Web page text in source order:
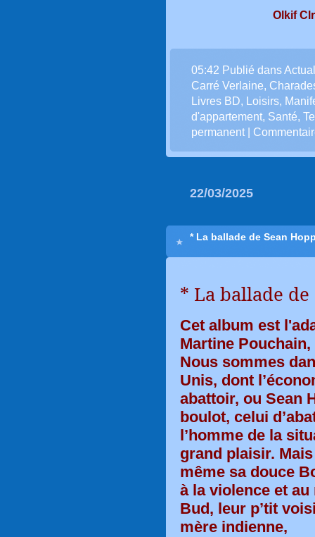
Olkif
05:42 Publié dans
Carré Verlaine,
Livres BD, Loisirs,
d'appartement, Santé,
permanent
22/03/2025
* La ballade de Sean
* La ballade
Cet album est
Martine
Nous sommes
Unis, dont
abattoir, ou Sean
boulot, celui
l’homme de la
grand plaisir.
même sa douce
à la violence et
Bud, leur p’tit
mère indienne,